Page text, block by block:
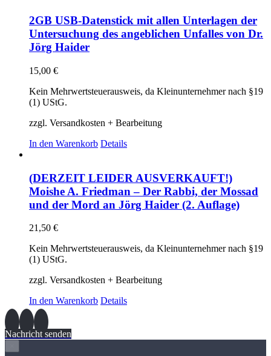
2GB USB-Datenstick mit allen Unterlagen der
Untersuchung des angeblichen Unfalles von Dr.
Jörg Haider
15,00 €
Kein Mehrwertsteuerausweis, da Kleinunternehmer nach §19
(1) UStG.
zzgl. Versandkosten + Bearbeitung
In den Warenkorb Details
(DERZEIT LEIDER AUSVERKAUFT!)
Moishe A. Friedman – Der Rabbi, der Mossad
und der Mord an Jörg Haider (2. Auflage)
21,50 €
Kein Mehrwertsteuerausweis, da Kleinunternehmer nach §19
(1) UStG.
zzgl. Versandkosten + Bearbeitung
In den Warenkorb Details
Nachricht senden